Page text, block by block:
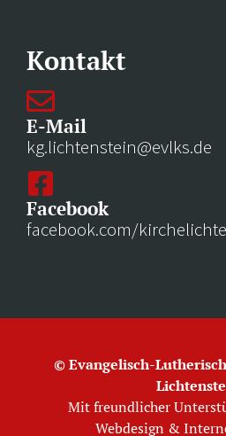
Kontakt
E-Mail
kg.lichtenstein@evlks.de
Facebook
facebook.com/
© Evangelisch-
Mit freundlicher
Webdesign &